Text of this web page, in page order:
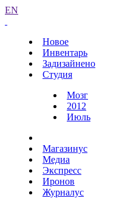
EN
Новое
Инвентарь
Задизайнено
Студия
Мозг
2012
Июль
Магазинус
Медиа
Экспресс
Иронов
Журналус